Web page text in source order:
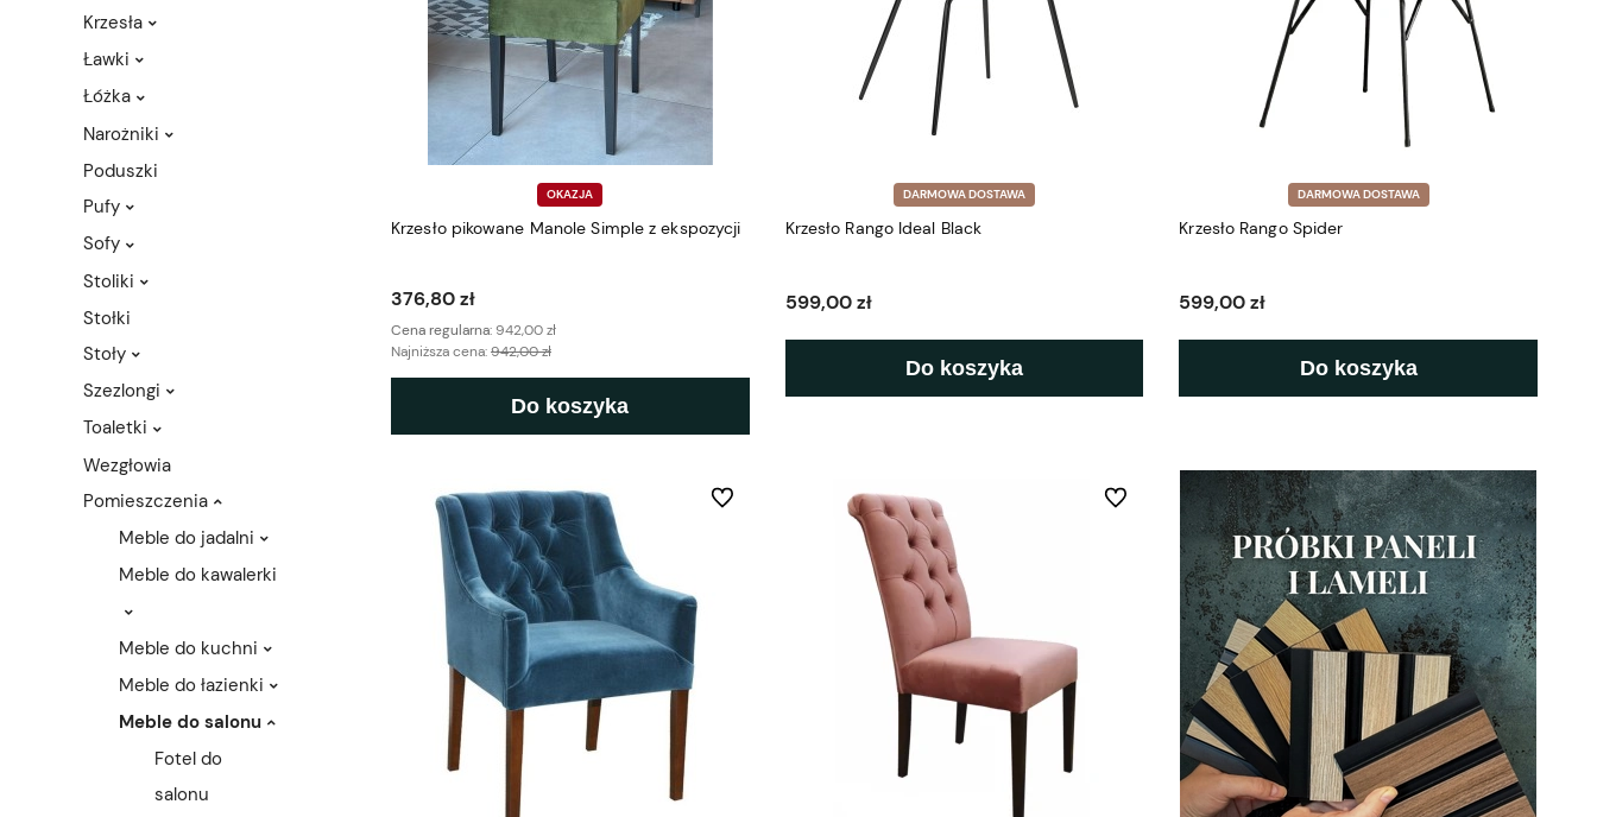
Krzesła
Ławki
Łóżka
Narożniki
Poduszki
Pufy
Sofy
Stoliki
Stołki
Stoły
Szezlongi
Toaletki
Wezgłowia
Pomieszczenia
Meble do jadalni
Meble do kawalerki
Meble do kuchni
Meble do łazienki
Meble do salonu
Fotel do
salonu
OKAZJA
Krzesło pikowane Manole Simple z ekspozycji
376,80 zł
Cena regularna:942,00 zł
Najniższa cena:942,00 zł
Do koszyka
DARMOWA DOSTAWA
Krzesło Rango Ideal Black
599,00 zł
Do koszyka
DARMOWA DOSTAWA
Krzesło Rango Spider
599,00 zł
Do koszyka
Do ulubionych Do ulubionych